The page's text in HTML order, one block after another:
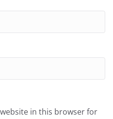
in this browser for